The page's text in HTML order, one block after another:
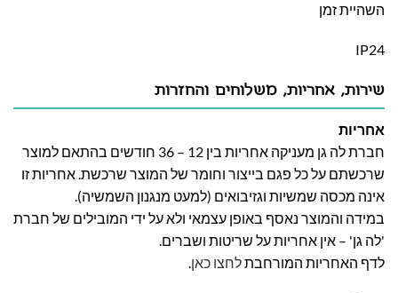
השהיית זמן
IP24
שירות, אחריות, משלוחים והחזרות
אחריות
חברת לה גן מעניקה אחריות בין 12 – 36 חודשים בהתאם למוצר
שרכשתם על כל פגם בייצור וחומר של המוצר שרכשת. אחריות זו
אינה מכסה שמשיות וגזיבואים (למעט מנגנון השמשיה).
במידה והמוצר נאסף באופן עצמאי ולא על ידי המובילים של חברת
'לה גן' – אין אחריות על שריטות ושברים.
לדף האחריות המורחבתלחצו כאן.